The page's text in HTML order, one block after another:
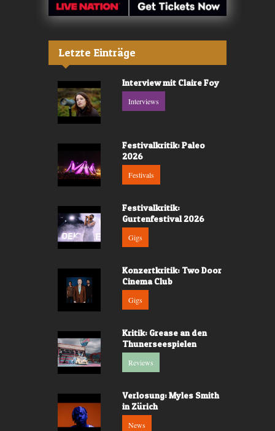
Letzte Einträge
Interview mit Claire Foy
Interviews
Festivalkritik: Paleo
2026
Festivals
Festivalkritik:
Gurtenfestival 2026
Gigs
Konzertkritik: Two Door
Cinema Club
Gigs
Kritik: Grease an den
Thunerseespielen
Reviews
Verlosung: Myles Smith
in Zürich
News